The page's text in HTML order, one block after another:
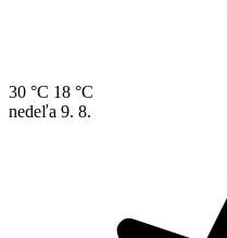
30 °C 18 °C
nedeľa 9. 8.